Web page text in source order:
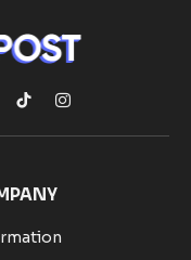
TikTokInstagram